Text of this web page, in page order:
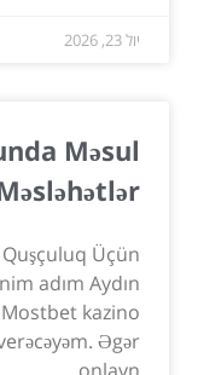
יול 23, 2026
Məsul
Üçün
adım Aydın
kazino
Əgər